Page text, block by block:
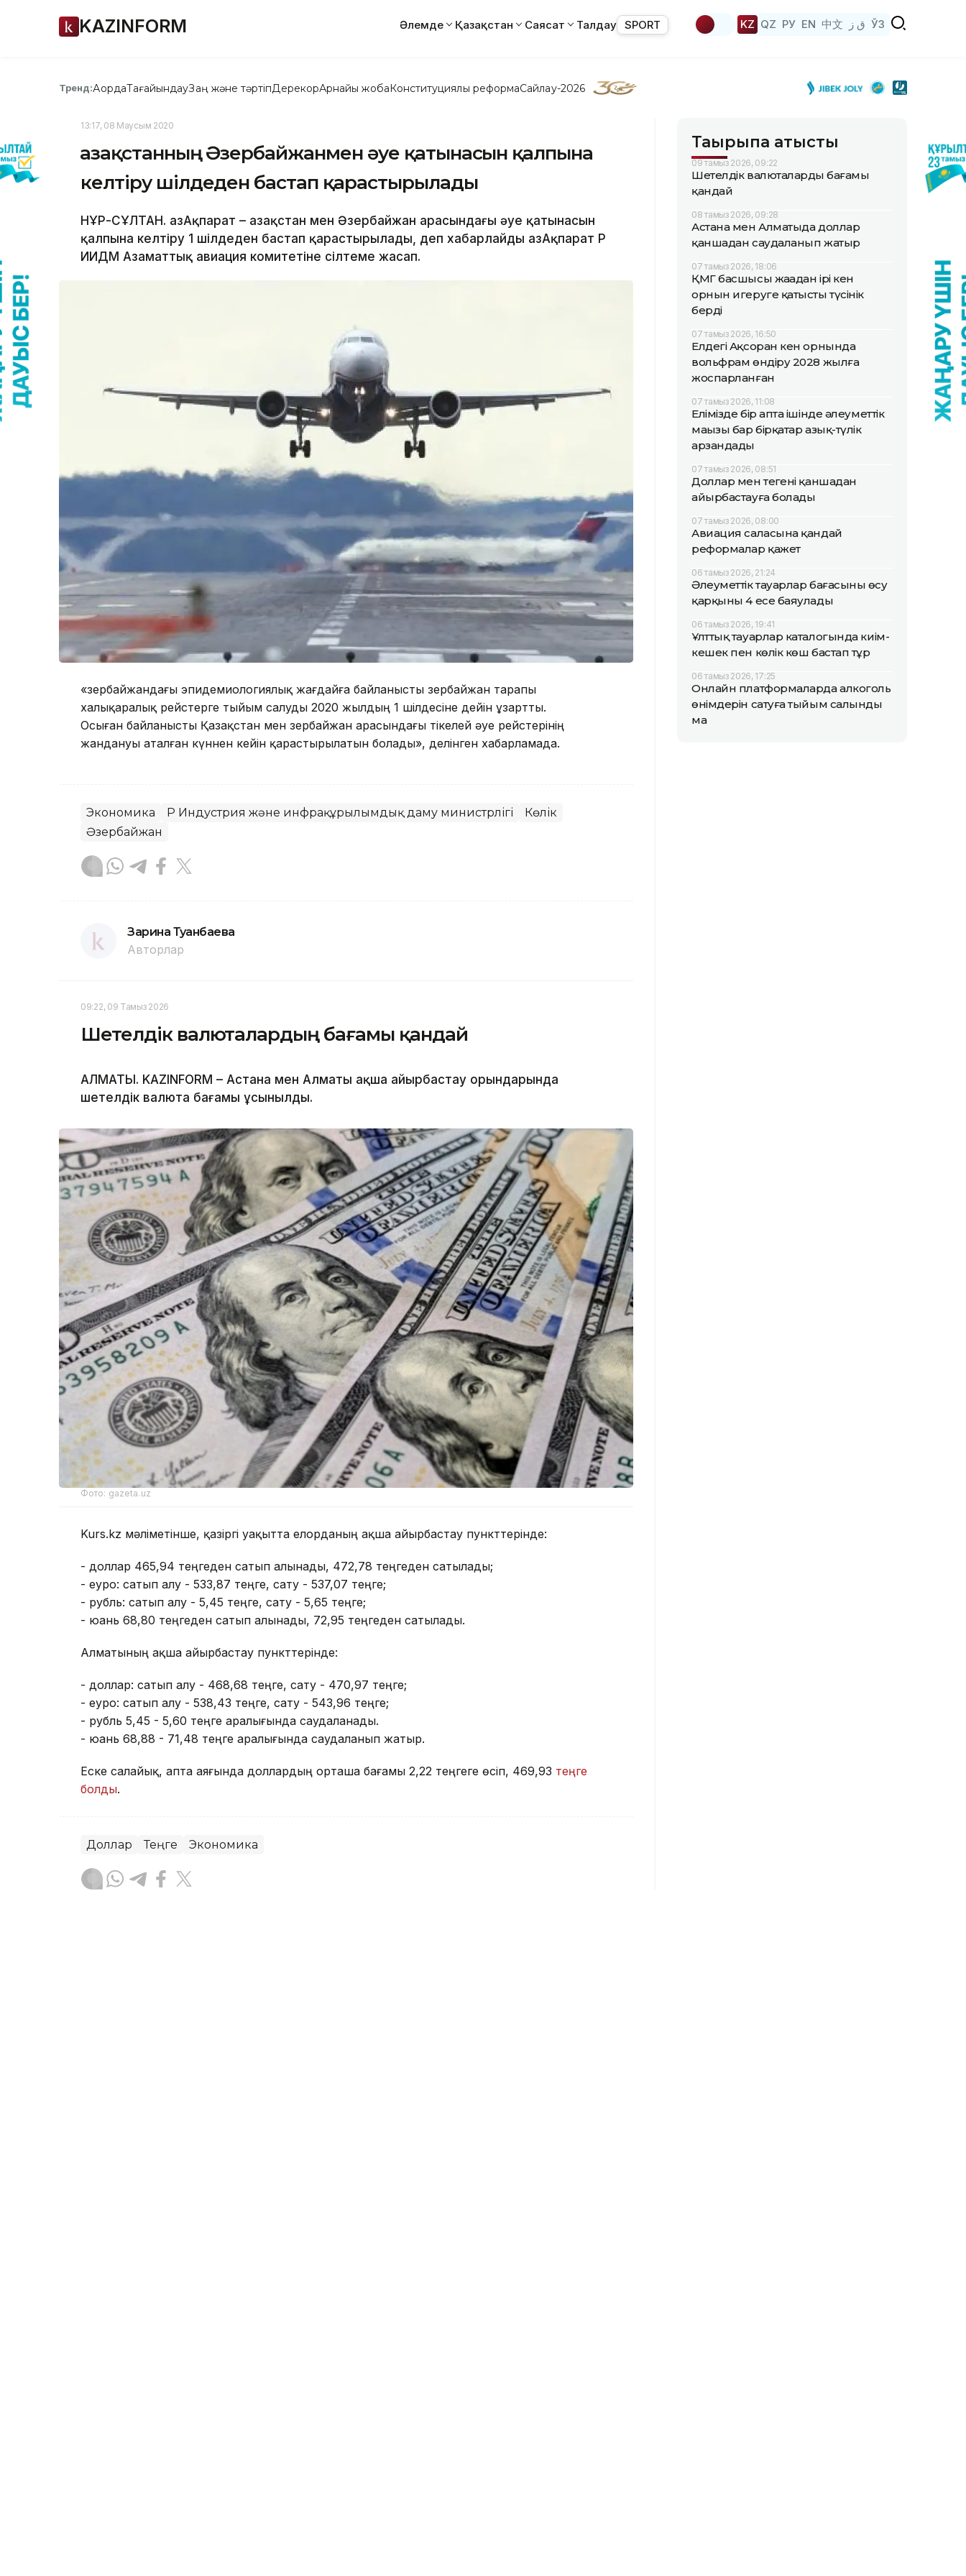
KAZINFORM Әлемде Қазақстан Саясат Талдау SPORT KZ QZ РУ EN 中文 ق ز ЎЗ
Тренд:АқордаТағайындауЗаң және тәртіпДерекқорАрнайы жобаКонституциялық реформаСайлау-2026
13:17, 08 Маусым 2020
Қазақстанның Әзербайжанмен әуе қатынасын қалпына
келтіру шілдеден бастап қарастырылады
НҰР-СҰЛТАН. ҚазАқпарат – Қазақстан мен Әзербайжан арасындағы әуе қатынасын
қалпына келтіру 1 шілдеден бастап қарастырылады, деп хабарлайды ҚазАқпарат ҚР
ИИДМ Азаматтық авиация комитетіне сілтеме жасап.
«Әзербайжандағы эпидемиологиялық жағдайға байланысты Әзербайжан тарапы
халықаралық рейстерге тыйым салуды 2020 жылдың 1 шілдесіне дейін ұзартты.
Осыған байланысты Қазақстан мен Әзербайжан арасындағы тікелей әуе рейстерінің
жандануы аталған күннен кейін қарастырылатын болады», делінген хабарламада.
Экономика ҚР Индустрия және инфрақұрылымдық даму министрлігі
Көлік
Әзербайжан
Зарина Туғанбаева
Авторлар
09:22, 09 Тамыз 2026
Шетелдік валюталардың бағамы қандай
АЛМАТЫ. KAZINFORM – Астана мен Алматы ақша айырбастау орындарында
шетелдік валюта бағамы ұсынылды.
Фото: gazeta.uz
Kurs.kz мәліметінше, қазіргі уақытта елорданың ақша айырбастау пункттерінде:
- доллар 465,94 теңгеден сатып алынады, 472,78 теңгеден сатылады;
- еуро: сатып алу - 533,87 теңге, сату - 537,07 теңге;
- рубль: сатып алу - 5,45 теңге, сату - 5,65 теңге;
- юань 68,80 теңгеден сатып алынады, 72,95 теңгеден сатылады.
Алматының ақша айырбастау пункттерінде:
- доллар: сатып алу - 468,68 теңге, сату - 470,97 теңге;
- еуро: сатып алу - 538,43 теңге, сату - 543,96 теңге;
- рубль 5,45 - 5,60 теңге аралығында саудаланады.
- юань 68,88 - 71,48 теңге аралығында саудаланып жатыр.
Еске салайық, апта аяғында доллардың орташа бағамы 2,22 теңгеге өсіп, 469,93 теңге
болды.
Доллар Теңге Экономика
Тақырыпқа қатысты
09 тамыз 2026, 09:22
Шетелдік валюталардың бағамы
қандай
08 тамыз 2026, 09:28
Астана мен Алматыда доллар
қаншадан саудаланып жатыр
07 тамыз 2026, 18:06
ҚМГ басшысы жаңадан ірі кен
орнын игеруге қатысты түсінік
берді
07 тамыз 2026, 16:50
Елдегі Ақсоран кен орнында
вольфрам өндіру 2028 жылға
жоспарланған
07 тамыз 2026, 11:08
Елімізде бір апта ішінде әлеуметтік
маңызы бар бірқатар азық-түлік
арзандады
07 тамыз 2026, 08:51
Доллар мен теңгені қаншадан
айырбастауға болады
07 тамыз 2026, 08:00
Авиация саласына қандай
реформалар қажет
06 тамыз 2026, 21:24
Әлеуметтік тауарлар бағасының өсу
қарқыны 4 есе баяулады
06 тамыз 2026, 19:41
Ұлттық тауарлар каталогында киім-
кешек пен көлік көш бастап тұр
06 тамыз 2026, 17:25
Онлайн платформаларда алкоголь
өнімдерін сатуға тыйым салынды
ма